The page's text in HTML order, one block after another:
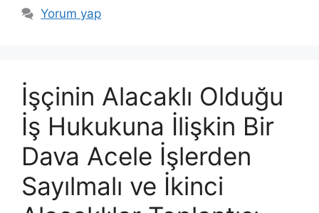
Yorum yap
İşçinin Alacaklı Olduğu
İş Hukukuna İlişkin Bir
Dava Acele İşlerden
Sayılmalı ve İkinci